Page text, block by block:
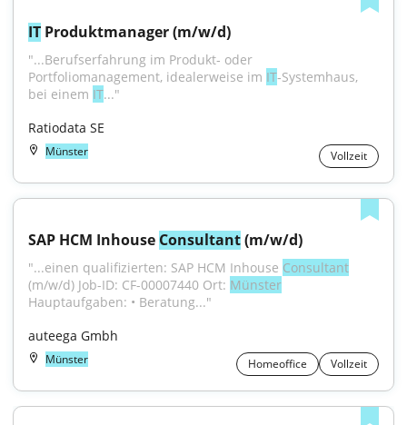
IT Produktmanager (m/w/d)
"...Berufserfahrung im Produkt‑ oder
Portfoliomanagement, idealerweise im IT‑Systemhaus,
bei einem IT..."
Ratiodata SE
Münster Vollzeit
SAP HCM Inhouse Consultant (m/w/d)
"...einen qualifizierten: SAP HCM Inhouse Consultant
(m/w/d) Job-ID: CF-00007440 Ort: Münster
Hauptaufgaben: • Beratung..."
auteega Gmbh
Münster Homeoffice Vollzeit